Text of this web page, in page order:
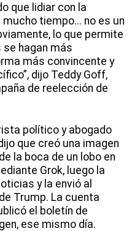
que lidiar con la
tiempo... no es un
lo que permite
hagan más
más convincente y
dijo Teddy Goff,
de reelección de
político y abogado
que creó una imagen
la boca de un lobo en
Grok, luego la
y la envió al
Trump. La cuenta
el boletín de
ese mismo día.